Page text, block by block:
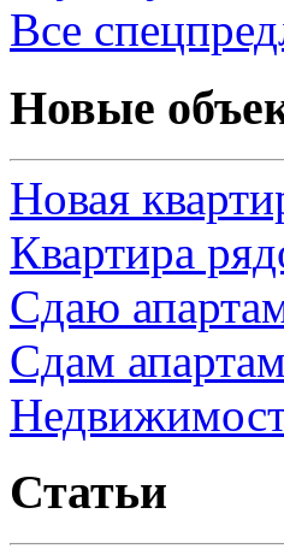
Все
Новые
Новая
Квартира
Сдаю
Сдам
Статьи